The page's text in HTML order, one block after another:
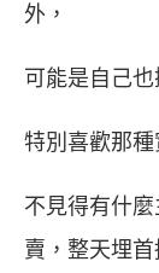
外，
可能是自己也
特別喜歡那種
不見得有什
賣，整天埋